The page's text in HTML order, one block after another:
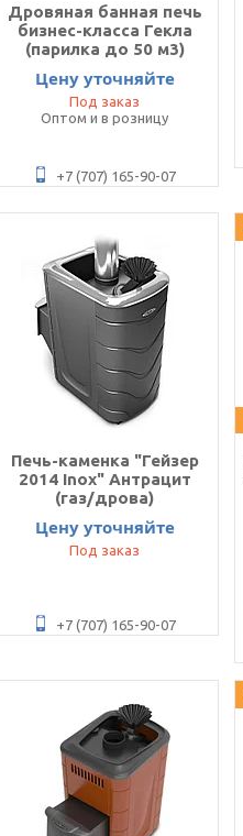
Дровяная банная печь
бизнес-класса Гекла
(парилка до 50 м3)
Цену уточняйте
Под заказ
Оптом и в розницу
+7 (707) 165-90-07
Печь-каменка "Гейзер
2014 Inox" Антрацит
(газ/дрова)
Цену уточняйте
Под заказ
+7 (707) 165-90-07